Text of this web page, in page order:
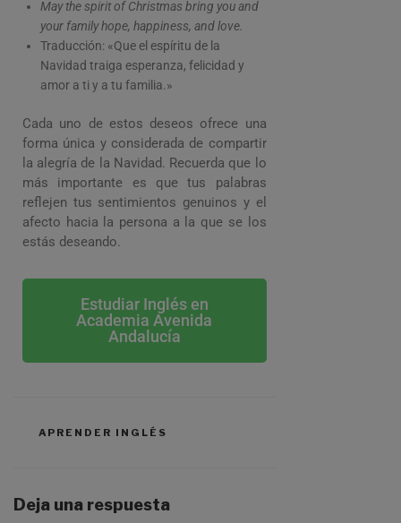
May the spirit of Christmas bring you and
your family hope, happiness, and love.
Traducción: «Que el espíritu de la
Navidad traiga esperanza, felicidad y
amor a ti y a tu familia.»
Cada uno de estos deseos ofrece una
forma única y considerada de compartir
la alegría de la Navidad. Recuerda que lo
más importante es que tus palabras
reflejen tus sentimientos genuinos y el
afecto hacia la persona a la que se los
estás deseando.
Estudiar Inglés en
Academia Avenida
Andalucía
APRENDER INGLÉS
Deja una respuesta